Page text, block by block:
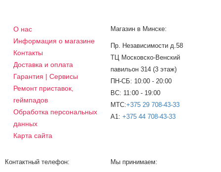
О нас
Информация о магазине
Контакты
Доставка и оплата
Гарантия | Сервисы
Ремонт приставок,
геймпадов
Обработка персональных
данных
Карта сайта
Магазин в Минске:
Пр. Независимости д.58
ТЦ Московско-Венский
павильон 314 (3 этаж)
ПН-СБ: 10:00 - 20:00
ВС: 11:00 - 19:00
МТС:+375 29 708-43-33
A1: +375 44 708-43-33
Контактный телефон: Мы принимаем: